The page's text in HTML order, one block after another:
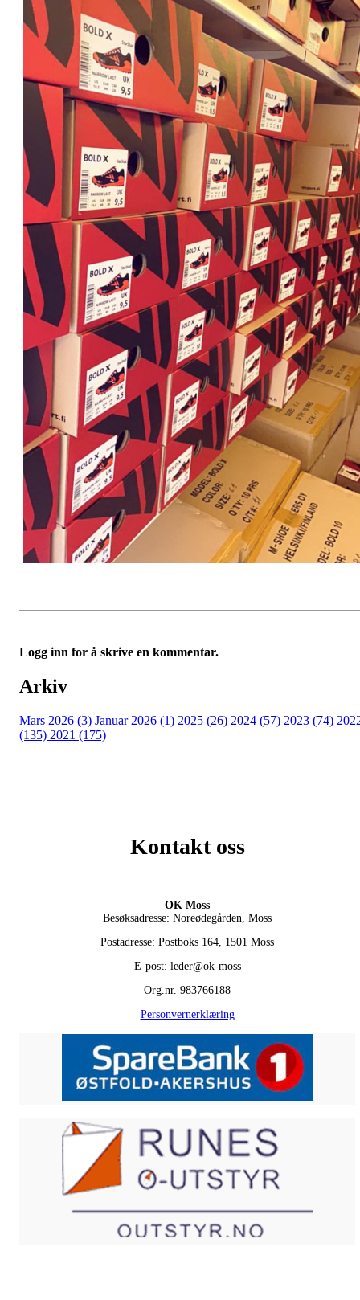
Logg inn for å skrive en kommentar.
Arkiv
Mars 2026 (3) Januar 2026 (1) 2025 (26) 2024 (57) 2023 (74)
(135) 2021 (175)
Kontakt oss
OK Moss
Besøksadresse: Noreødegården, Moss
Postadresse: Postboks 164, 1501 Moss
E-post: leder@ok-moss
Org.nr. 983766188
Personvernerklæring